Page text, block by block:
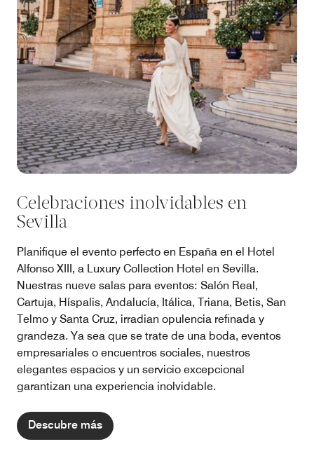
Celebraciones inolvidables en
Sevilla
Planifique el evento perfecto en España en el Hotel
Alfonso XIII, a Luxury Collection Hotel en Sevilla.
Nuestras nueve salas para eventos: Salón Real,
Cartuja, Híspalis, Andalucía, Itálica, Triana, Betis, San
Telmo y Santa Cruz, irradian opulencia refinada y
grandeza. Ya sea que se trate de una boda, eventos
empresariales o encuentros sociales, nuestros
elegantes espacios y un servicio excepcional
garantizan una experiencia inolvidable.
Descubre más